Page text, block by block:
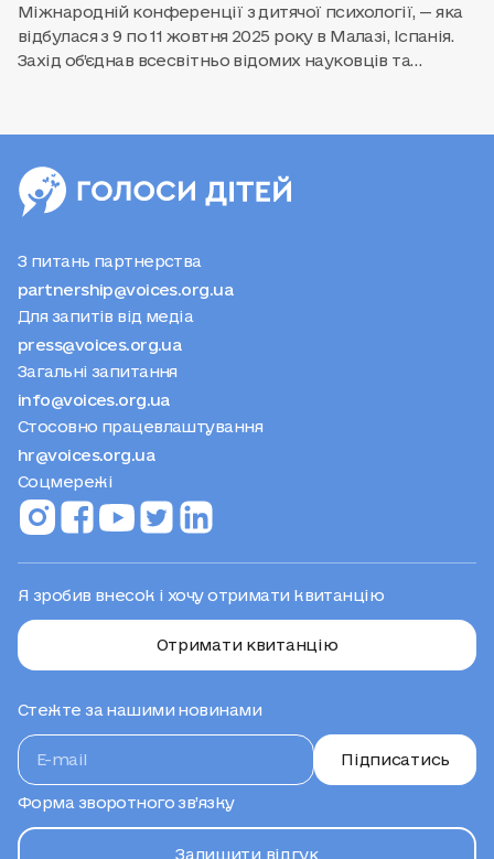
Міжнародній конференції з дитячої психології, — яка
відбулася з 9 по 11 жовтня 2025 року в Малазі, Іспанія.
Захід об’єднав всесвітньо відомих науковців та
психології.
З питань партнерства
partnership@voices.org.ua
Для запитів від медіа
press@voices.org.ua
Загальні запитання
info@voices.org.ua
Стосовно працевлаштування
hr@voices.org.ua
Соцмережі
Я зробив внесок і хочу отримати квитанцію
Отримати квитанцію
Стежте за нашими новинами
Підписатись
Форма зворотного зв’язку
Залишити відгук